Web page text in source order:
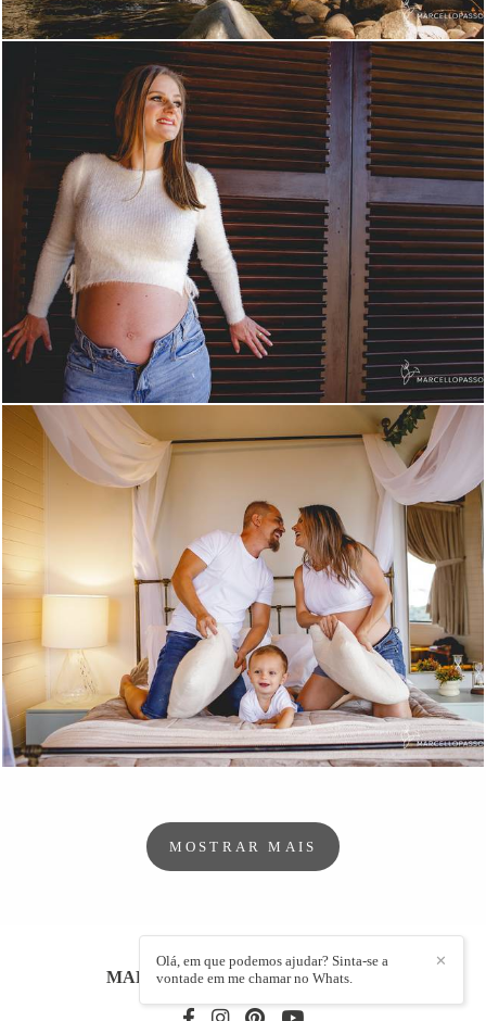
627 0
695 0
MOSTRAR MAIS
MARCELLO PASSOS/CONTATO
✕
Olá, em que podemos ajudar? Sinta-se a
vontade em me chamar no Whats.